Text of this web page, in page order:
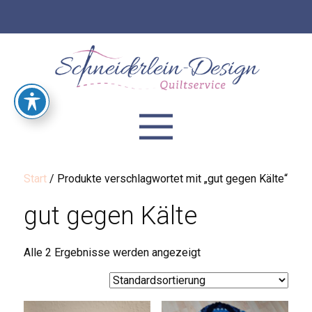
Start / Produkte verschlagwortet mit „gut gegen Kälte“
gut gegen Kälte
Alle 2 Ergebnisse werden angezeigt